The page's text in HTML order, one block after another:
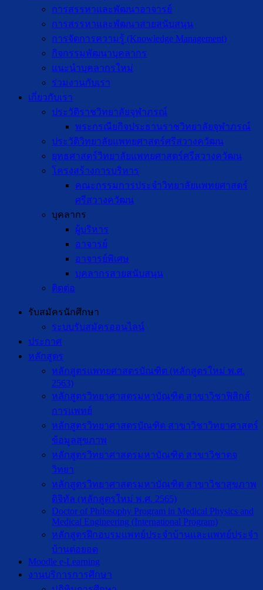
การสรรหาและพัฒนาอาจารย์
การสรรหาและพัฒนาสายสนับสนุน
การจัดการความรู้ (Knowledge Management)
กิจกรรมพัฒนาบุคลากร
แนะนำบุคลากรใหม่
ร่วมงานกับเรา
เกี่ยวกับเรา
ประวัติราชวิทยาลัยจุฬาภรณ์
พระกรณียกิจประธานราชวิทยาลัยจุฬาภรณ์
ประวัติวิทยาลัยแพทยศาสตร์ศรีสวางควัฒน
ยุทธศาสตร์วิทยาลัยแพทยศาสตร์ศรีสวางควัฒน
โครงสร้างการบริหาร
คณะกรรมการประจำวิทยาลัยแพทยศาสตร์
ศรีสวางควัฒน
บุคลากร
ผู้บริหาร
อาจารย์
อาจารย์พิเศษ
บุคลากรสายสนับสนุน
ติดต่อ
รับสมัครนักศึกษา
ระบบรับสมัครออนไลน์
ประกาศ
หลักสูตร
หลักสูตรแพทยศาสตรบัณฑิต (หลักสูตรใหม่ พ.ศ.
2563)
หลักสูตรวิทยาศาสตรมหาบัณฑิต สาขาวิชาฟิสิกส์
การแพทย์
หลักสูตรวิทยาศาสตรบัณฑิต สาขาวิชาวิทยาศาสตร์
ข้อมูลสุขภาพ
หลักสูตรวิทยาศาสตรมหาบัณฑิต สาขาวิชาตจ
วิทยา
หลักสูตรวิทยาศาสตรมหาบัณฑิต สาขาวิชาสุขภาพ
ดิจิทัล (หลักสูตรใหม่ พ.ศ. 2565)
Doctor of Philosophy Program in Medical Physics and
Medical Engineering (International Program)
หลักสูตรฝึกอบรมแพทย์ประจำบ้านและแพทย์ประจำ
บ้านต่อยอด
Moodle e-Learning
งานบริการการศึกษา